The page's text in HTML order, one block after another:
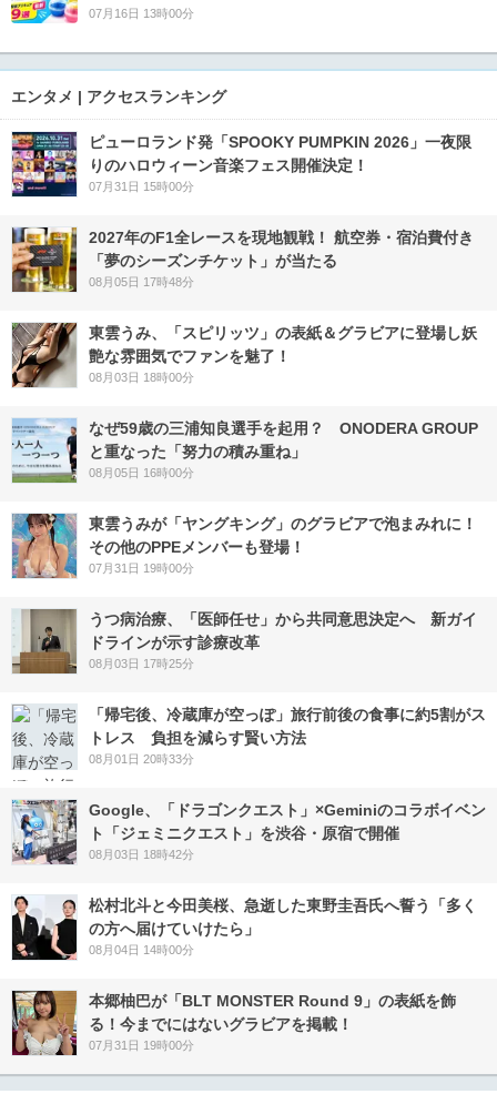
07月16日 13時00分
エンタメ | アクセスランキング
ピューロランド発「SPOOKY PUMPKIN 2026」一夜限
りのハロウィーン音楽フェス開催決定！
07月31日 15時00分
2027年のF1全レースを現地観戦！ 航空券・宿泊費付き
「夢のシーズンチケット」が当たる
08月05日 17時48分
東雲うみ、「スピリッツ」の表紙＆グラビアに登場し妖
艶な雰囲気でファンを魅了！
08月03日 18時00分
なぜ59歳の三浦知良選手を起用？ ONODERA GROUP
と重なった「努力の積み重ね」
08月05日 16時00分
東雲うみが「ヤングキング」のグラビアで泡まみれに！
その他のPPEメンバーも登場！
07月31日 19時00分
うつ病治療、「医師任せ」から共同意思決定へ 新ガイ
ドラインが示す診療改革
08月03日 17時25分
「帰宅後、冷蔵庫が空っぽ」旅行前後の食事に約5割がス
トレス 負担を減らす賢い方法
08月01日 20時33分
Google、「ドラゴンクエスト」×Geminiのコラボイベン
ト「ジェミニクエスト」を渋谷・原宿で開催
08月03日 18時42分
松村北斗と今田美桜、急逝した東野圭吾氏へ誓う「多く
の方へ届けていけたら」
08月04日 14時00分
本郷柚巴が「BLT MONSTER Round 9」の表紙を飾
る！今までにはないグラビアを掲載！
07月31日 19時00分